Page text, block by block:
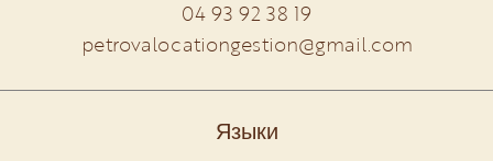
04 93 92 38 19
petrovalocationgestion@gmail.com
Языки